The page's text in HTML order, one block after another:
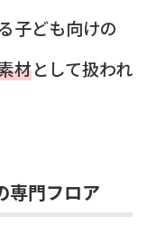
子ども向けの
材として扱われ
専門フロア